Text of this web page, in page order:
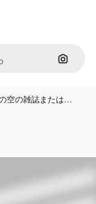
画像で
空の雑誌または…